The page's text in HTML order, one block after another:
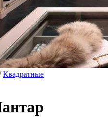
Квадратные